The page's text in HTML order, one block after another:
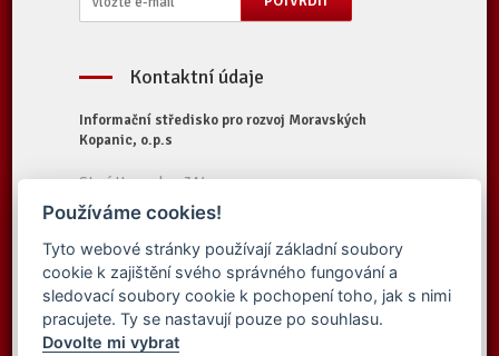
Kontaktní údaje
Informační středisko pro rozvoj Moravských
Kopanic, o.p.s
Starý Hrozenkov 314
687 74 Starý Hrozenkov
Tel.:+420 572 696 323
E-mail:
iskopanice@iskopanice.cz
Web:https://www.iskopanice.cz
Používáme cookies!
Tyto webové stránky používají základní soubory
cookie k zajištění svého správného fungování a
sledovací soubory cookie k pochopení toho, jak s nimi
pracujete. Ty se nastavují pouze po souhlasu.
Dovolte mi vybrat